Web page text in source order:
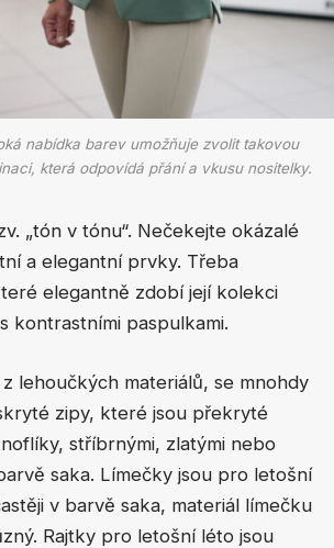
nabídka barev umožňuje zvolit takovou
která odpovídá přání a vkusu nositelky.
„tón v tónu“. Nečekejte okázalé
a elegantní prvky. Třeba
elegantně zdobí její kolekci
kontrastními paspulkami.
lehoučkých materiálů, se mnohdy
zipy, které jsou překryté
stříbrnými, zlatými nebo
saka. Límečky jsou pro letošní
v barvě saka, materiál límečku
Rajtky pro letošní léto jsou